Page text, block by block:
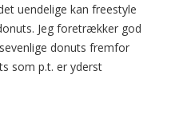
uendelige kan freestyle
Jeg foretrækker god
donuts fremfor
som p.t. er yderst